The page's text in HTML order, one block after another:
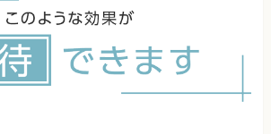
勢の歪みが原因となっている場合
整で血流が改善し、痛みが軽減
できます。